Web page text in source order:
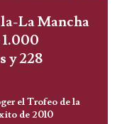
La Mancha
y 228
el Trofeo de la
de 2010